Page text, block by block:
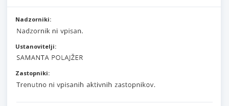
Nadzorniki:
Ustanovitelji:
Zastopniki: